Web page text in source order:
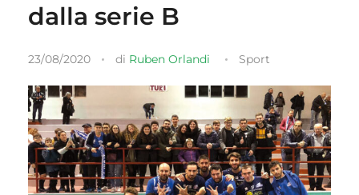
dalla serie B
23/08/2020 di Ruben Orlandi Sport